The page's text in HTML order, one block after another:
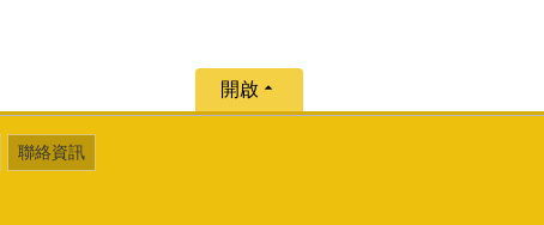
開啟
聯絡資訊